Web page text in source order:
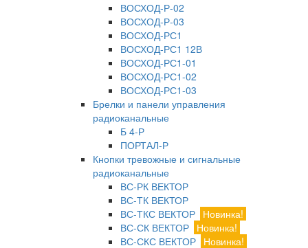
ВОСХОД-Р-02
ВОСХОД-Р-03
ВОСХОД-РС1
ВОСХОД-РС1 12В
ВОСХОД-РС1-01
ВОСХОД-РС1-02
ВОСХОД-РС1-03
Брелки и панели управления
радиоканальные
Б 4-Р
ПОРТАЛ-Р
Кнопки тревожные и сигнальные
радиоканальные
ВС-РК ВЕКТОР
ВС-ТК ВЕКТОР
ВС-ТКС ВЕКТОР Новинка!
ВС-СК ВЕКТОР Новинка!
ВС-СКС ВЕКТОР Новинка!